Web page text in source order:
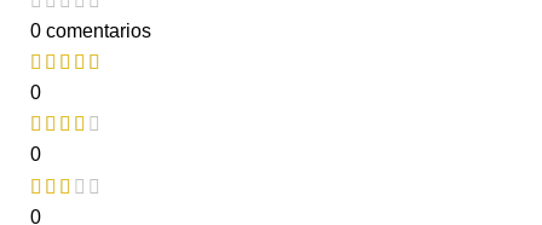
0 comentarios
0
0
0